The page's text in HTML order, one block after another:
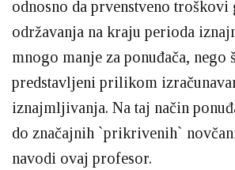
odnosno da prvenstveno
održavanja na kraju perioda
mnogo manje za ponuđača, nego
predstavljeni prilikom
iznajmljivanja. Na taj način
do značajnih `prikrivenih`
navodi ovaj profesor.